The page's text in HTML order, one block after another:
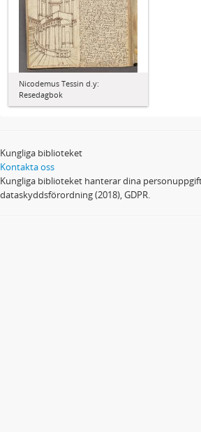
Nicodemus Tessin d.y:
Resedagbok
Kungliga biblioteket
Kontakta oss
Kungliga biblioteket hanterar dina
dataskyddsförordning (2018), GDPR.